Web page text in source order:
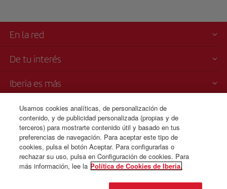
En la red
De tu interés
Iberia es más
Transparencia
Venta telefónica
+213 983 200 128
Usamos cookies analíticas, de personalización de
contenido, y de publicidad personalizada (propias y de
terceros) para mostrarte contenido útil y basado en tus
preferencias de navegación. Para aceptar este tipo de
cookies, pulsa el botón Aceptar. Para configurarlas o
rechazar su uso, pulsa en Configuración de cookies. Para
más información, lee la Política de Cookies de Iberia.